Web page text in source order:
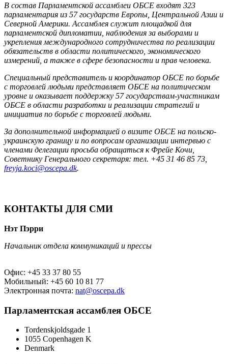
В состав Парламентской ассамблеи ОБСЕ входят 323
парламентария из 57 государств Европы, Центральной Азии и
Северной Америки. Ассамблея служит площадкой для
парламентской дипломатии, наблюдения за выборами и
укрепления международного сотрудничества по реализации
обязательств в области политического, экономического
измерений, а также в сфере безопасности и прав человека.
Специальный представитель и координатор ОБСЕ по борьбе
с торговлей людьми представляет ОБСЕ на политическом
уровне и оказывает поддержку 57 государствам-участникам
ОБСЕ в области разработки и реализации стратегий и
инициатив по борьбе с торговлей людьми.
За дополнительной информацией о визите ОБСЕ на польско-
украинскую границу и по вопросам организации интервью с
членами делегации просьба обращаться к Фрейе Кочи,
Советнику Генерального секретаря: тел. +45 31 46 85 73
freyja.koci@oscepa.dk.
КОНТАКТЫ ДЛЯ СМИ
Нэт Пэрри
Начальник отдела коммуникаций и прессы
Офис: +45 33 37 80 55
Мобильный: +45 60 10 81 77
Электронная почта: nat@oscepa.dk
Парламентская ассамблея ОБСЕ
Tordenskjoldsgade 1
1055 Copenhagen K
Denmark